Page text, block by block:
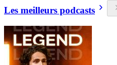
Les meilleurs podcasts